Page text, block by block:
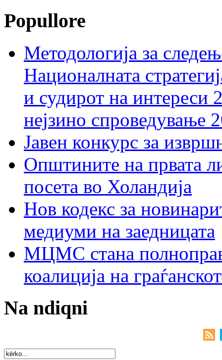
Popullore
Методологија за
Националната
и судирот на интереси
нејзино спроведување
Јавен конкурс за
Општините на првата
посета во Холандија
Нов кодекс за
медиуми на заедницата
МЦМС стана
коалиција на
Na ndiqni